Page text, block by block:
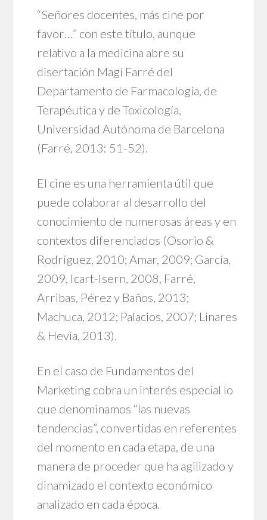
“Señores docentes, más cine por
favor…” con este título, aunque
relativo a la medicina abre su
disertación Magí Farré del
Departamento de Farmacología, de
Terapéutica y de Toxicología,
Universidad Autónoma de Barcelona
(Farré, 2013: 51-52).
El cine es una herramienta útil que
puede colaborar al desarrollo del
conocimiento de numerosas áreas y en
contextos diferenciados (Osorio &
Rodríguez, 2010; Amar, 2009; García,
2009, Icart-Isern, 2008, Farré,
Arribas, Pérez y Baños, 2013;
Machuca, 2012; Palacios, 2007; Linares
& Hevia, 2013).
En el caso de Fundamentos del
Marketing cobra un interés especial lo
que denominamos “las nuevas
tendencias”, convertidas en referentes
del momento en cada etapa, de una
manera de proceder que ha agilizado y
dinamizado el contexto económico
analizado en cada época.